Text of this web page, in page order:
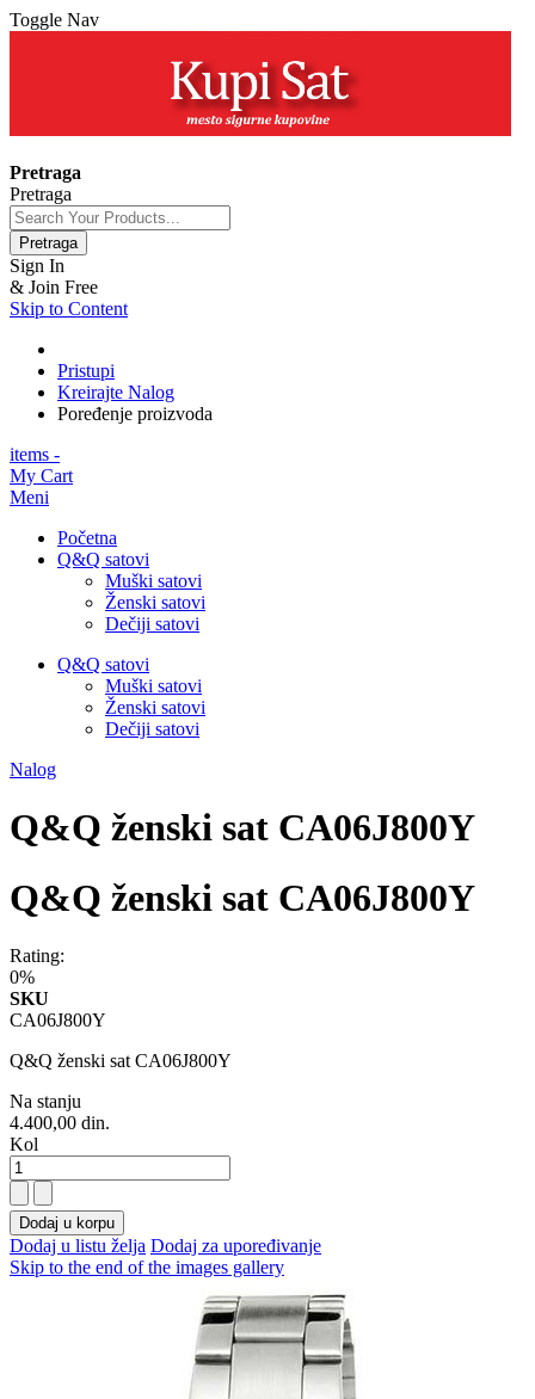
Toggle Nav
Pretraga
Pretraga
Pretraga
Sign In
& Join Free
Skip to Content
Pristupi
Kreirajte Nalog
Poređenje proizvoda
items -
My Cart
Meni
Početna
Q&Q satovi
Muški satovi
Ženski satovi
Dečiji satovi
Q&Q satovi
Muški satovi
Ženski satovi
Dečiji satovi
Nalog
Q&Q ženski sat CA06J800Y
Q&Q ženski sat CA06J800Y
Rating:
0%
SKU
CA06J800Y
Q&Q ženski sat CA06J800Y
Na stanju
4.400,00 din.
Kol
Dodaj u korpu
Dodaj u listu želja Dodaj za upoređivanje
Skip to the end of the images gallery